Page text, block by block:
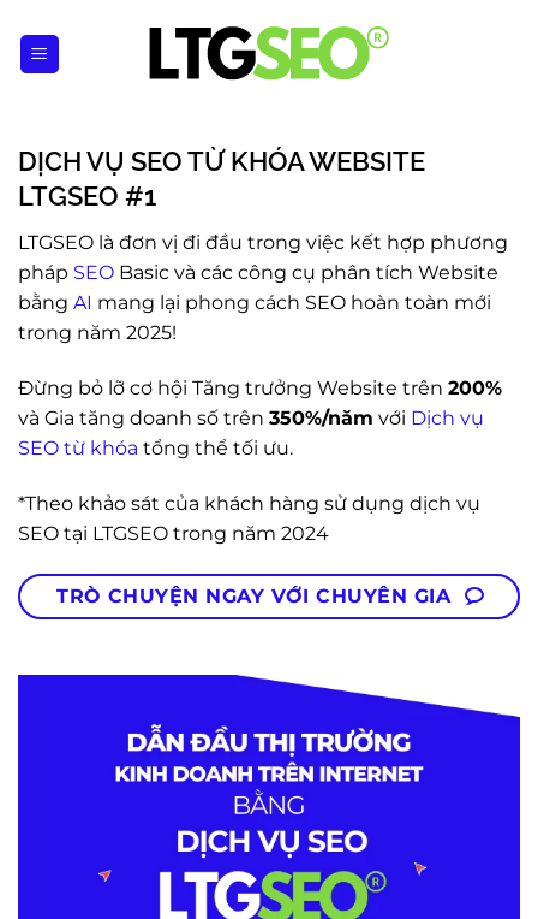
qua
nội
DỊCH VỤ SEO TỪ KHÓA WEBSITE
LTGSEO #1
LTGSEO là đơn vị đi đầu trong việc kết hợp phương
pháp SEO Basic và các công cụ phân tích Website
bằng AI mang lại phong cách SEO hoàn toàn mới
trong năm 2025!
Đừng bỏ lỡ cơ hội Tăng trưởng Website trên 200%
và Gia tăng doanh số trên 350%/năm với Dịch vụ
SEO từ khóa tổng thể tối ưu.
*Theo khảo sát của khách hàng sử dụng dịch vụ
SEO tại LTGSEO trong năm 2024
TRÒ CHUYỆN NGAY VỚI CHUYÊN GIA